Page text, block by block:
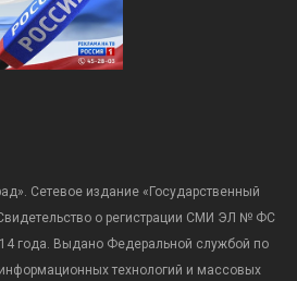
Сетевое издание «Государственный
о регистрации СМИ ЭЛ № ФС
года. Выдано Федеральной службой по
технологий и массовых